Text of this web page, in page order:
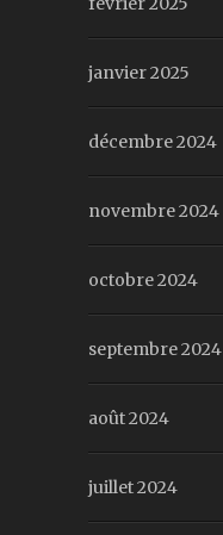
janvier 2025
décembre 2024
novembre 2024
octobre 2024
septembre 2024
août 2024
juillet 2024